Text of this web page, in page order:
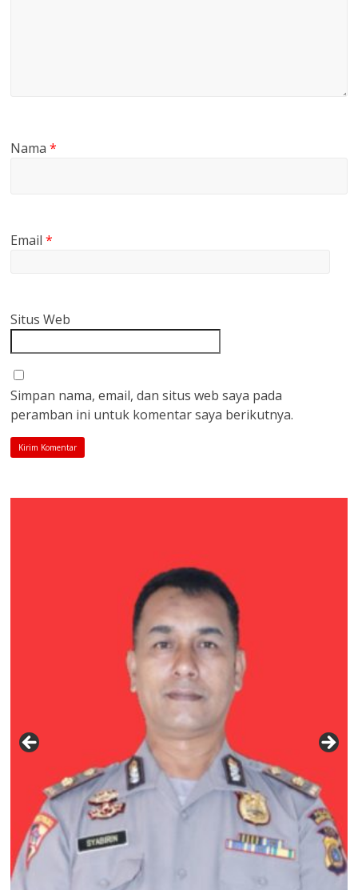
Nama*
Email*
Situs Web
Simpan nama, email, dan situs web saya pada
peramban ini untuk komentar saya berikutnya.